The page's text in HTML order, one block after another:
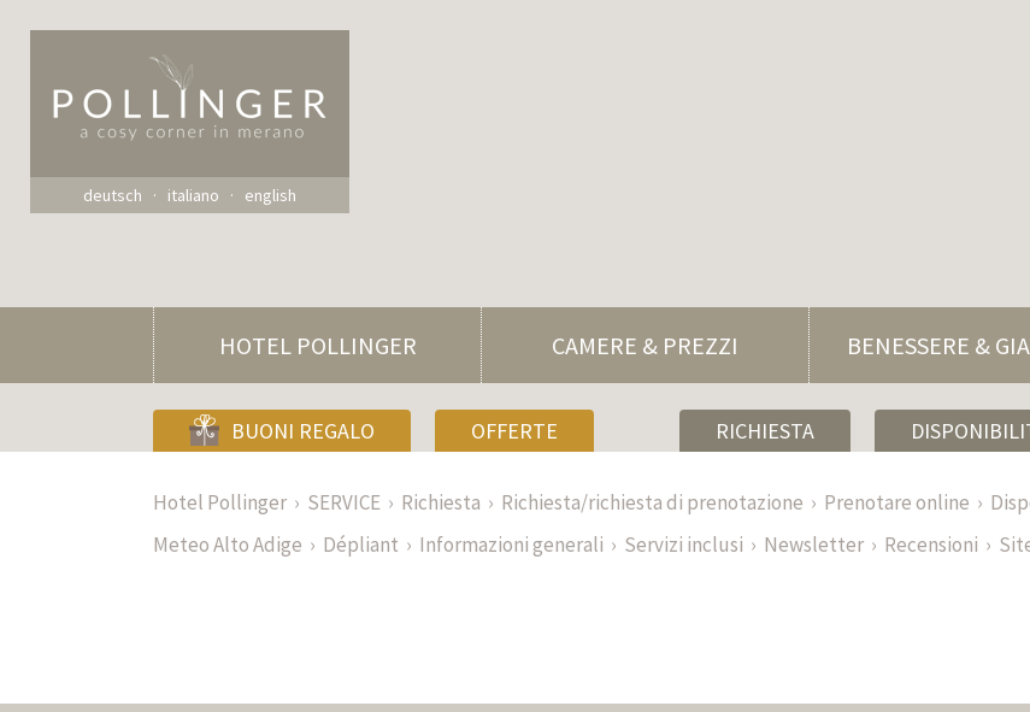
deutsch italiano english
HOTEL POLLINGER CAMERE & PREZZI BENESSERE &
BUONI REGALO OFFERTE RICHIESTA
Hotel Pollinger SERVICE Richiesta Richiesta/richiesta di prenotazione Prenotare online
Meteo Alto Adige
Dépliant Informazioni generali Servizi inclusi Newsletter Recensioni